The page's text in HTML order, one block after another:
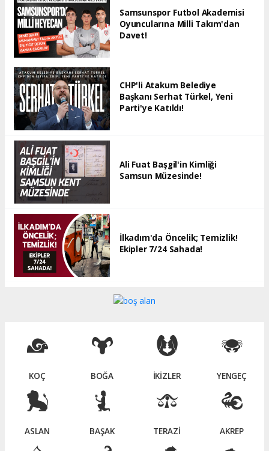
Samsunspor Futbol Akademisi
Oyuncularına Milli Takım'dan
Davet!
CHP'li Atakum Belediye
Başkanı Serhat Türkel, Yeni
Parti'ye Katıldı!
Ali Fuat Başgil'in Kimliği
Samsun Müzesinde!
İlkadım'da Öncelik; Temizlik!
Ekipler 7/24 Sahada!
KOÇ BOĞA İKİZLER YENGEÇ
ASLAN BAŞAK TERAZİ AKREP